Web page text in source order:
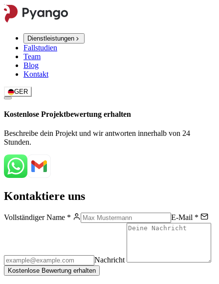
Dienstleistungen
Fallstudien
Team
Blog
Kontakt
GER
Kostenlose Projektbewertung erhalten
Beschreibe dein Projekt und wir antworten innerhalb von 24
Stunden.
Kontaktiere uns
Vollständiger Name * E-Mail *
Nachricht
Kostenlose Bewertung erhalten